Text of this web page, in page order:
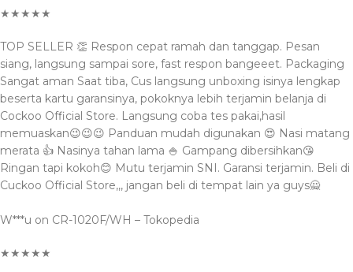
★★★★★
TOP SELLER 👏 Respon cepat ramah dan tanggap. Pesan
siang, langsung sampai sore, fast respon bangeeet. Packaging
Sangat aman Saat tiba, Cus langsung unboxing isinya lengkap
beserta kartu garansinya, pokoknya lebih terjamin belanja di
Cockoo Official Store. Langsung coba tes pakai,hasil
memuaskan😉😉😉 Panduan mudah digunakan 😍 Nasi matang
merata 👍 Nasinya tahan lama 🍚 Gampang dibersihkan😘
Ringan tapi kokoh😊 Mutu terjamin SNI. Garansi terjamin. Beli di
Cuckoo Official Store,,, jangan beli di tempat lain ya guys🙅‍
W***u on CR-1020F/WH – Tokopedia
★★★★★